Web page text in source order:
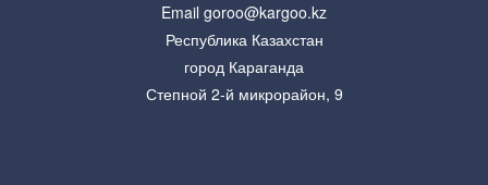
Email goroo@kargoo.kz
Республика Казахстан
город Караганда
Степной 2-й микрорайон, 9